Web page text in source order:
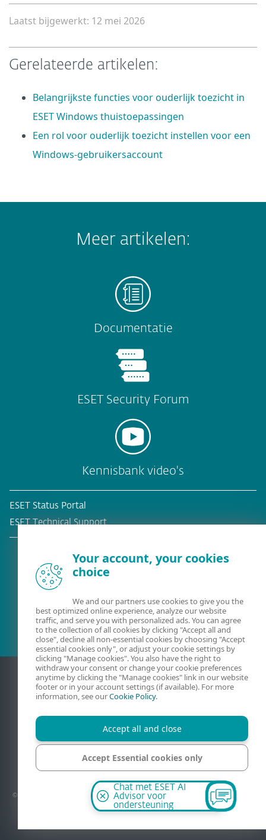
Laatst bijgewerkt: 12 mei 2026
Gerelateerde artikelen:
Belangrijkste functies voor ouderlijk toezicht in
ESET Windows thuistoepassingen
Een rol voor ouderlijk toezicht instellen voor een
Windows-gebruikersaccount
Meer artikelen:
Documentatie
ESET Security Forum
Kennisbank video's
ESET Status Portal
ESET Technical Support
Bestaande klant?
Privacy
Juridische informatie
© 1992–2026 - Alle rechten voorbehouden. ESET Nederland is een handelsnaam van
DoNOD Internet Security B.V., exclusieve distributeur van ESET, opererend vanuit
Nederland onder de licentie van ESET, spol. s r.o.
Chat met ESET AI
Advisor voor
ondersteuning
Your account, your cookies
choice
We and our partners use cookies to give you the
best optimized online experience, analyze our website
traffic, and serve you with personalized ads. You can agree
to the collection of all cookies by clicking "Accept all and
close", decline all non-essential cookies by choosing "Accept
essential cookies only", or adjust your cookie settings by
clicking "Manage cookies". You also have the right to
withdraw your consent or change your cookie preferences
anytime by clicking the "Manage cookies" link in our website
footer or in your account settings (if available). For more
information, see ourCookie Policy.
Accept all and close
Accept Essential cookies only
Manage cookies